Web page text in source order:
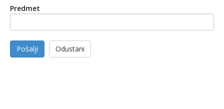
Predmet
Pošalji Odustani